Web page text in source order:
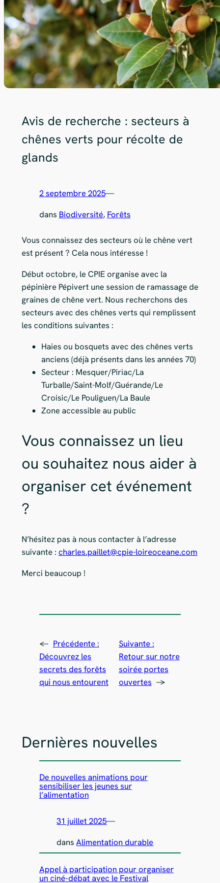
Avis de recherche : secteurs à
chênes verts pour récolte de
glands
2 septembre 2025—
dans Biodiversité, Forêts
Vous connaissez des secteurs où le chêne vert
est présent ? Cela nous intéresse !
Début octobre, le CPIE organise avec la
pépinière Pépivert une session de ramassage de
graines de chêne vert. Nous recherchons des
secteurs avec des chênes verts qui remplissent
les conditions suivantes :
Haies ou bosquets avec des chênes verts
anciens (déjà présents dans les années 70)
Secteur : Mesquer/Piriac/La
Turballe/Saint-Molf/Guérande/Le
Croisic/Le Pouliguen/La Baule
Zone accessible au public
Vous connaissez un lieu
ou souhaitez nous aider à
organiser cet événement
?
N’hésitez pas à nous contacter à l’adresse
suivante : charles.paillet@cpie-loireoceane.com
Merci beaucoup !
← Précédente :
Découvrez les
secrets des forêts
qui nous entourent
Suivante :
Retour sur notre
soirée portes
ouvertes →
Dernières nouvelles
De nouvelles animations pour
sensibiliser les jeunes sur
l’alimentation
31 juillet 2025—
dansAlimentation durable
Appel à participation pour organiser
un ciné-débat avec le Festival